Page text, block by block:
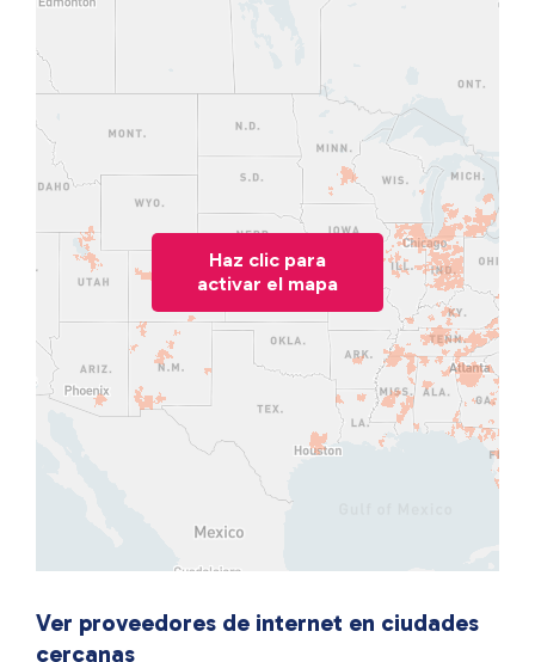
Haz clic para
activar el mapa
Ver proveedores de internet en ciudades
cercanas